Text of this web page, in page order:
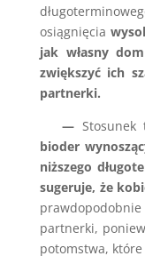
osiągnięcia
jak własny
zwiększyć ich
partnerki.
—
bioder
niższego
sugeruje, że
partnerki,
potomstwa,